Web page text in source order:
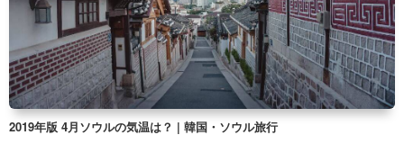
2019年版 4月ソウルの気温は？ | 韓国・ソウル旅行